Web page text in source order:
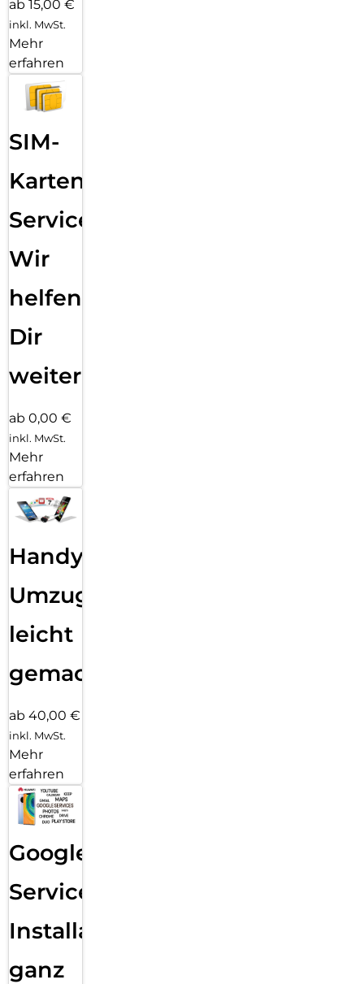
ab 15,00 €
inkl. MwSt.
Mehr
erfahren
SIM-
Karten
Service:
Wir
helfen
Dir
weiter
ab 0,00 €
inkl. MwSt.
Mehr
erfahren
Handy
Umzug
leicht
gemacht!
ab 40,00 €
inkl. MwSt.
Mehr
erfahren
Google
Services
Installation
ganz